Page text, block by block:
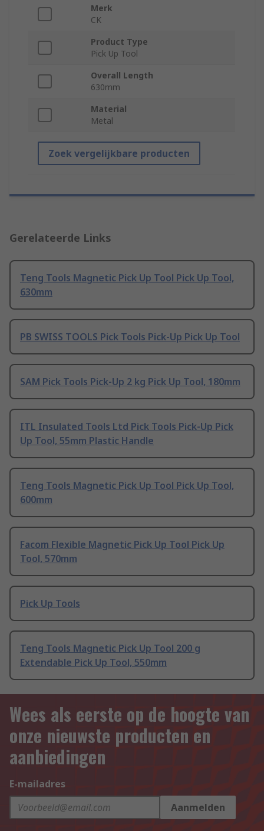
Merk
CK
Product Type
Pick Up Tool
Overall Length
630mm
Material
Metal
Zoek vergelijkbare producten
Gerelateerde Links
Teng Tools Magnetic Pick Up Tool Pick Up Tool,
630mm
PB SWISS TOOLS Pick Tools Pick-Up Pick Up Tool
SAM Pick Tools Pick-Up 2 kg Pick Up Tool, 180mm
ITL Insulated Tools Ltd Pick Tools Pick-Up Pick
Up Tool, 55mm Plastic Handle
Teng Tools Magnetic Pick Up Tool Pick Up Tool,
600mm
Facom Flexible Magnetic Pick Up Tool Pick Up
Tool, 570mm
Pick Up Tools
Teng Tools Magnetic Pick Up Tool 200 g
Extendable Pick Up Tool, 550mm
Wees als eerste op de hoogte van
onze nieuwste producten en
aanbiedingen
E-mailadres
Aanmelden